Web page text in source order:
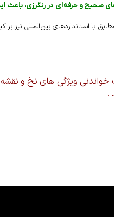
صحیح و حرفه‌ای در رنگرزی، باعث
با استانداردهای بین‌المللی نیز
ویژگی های نخ و
.